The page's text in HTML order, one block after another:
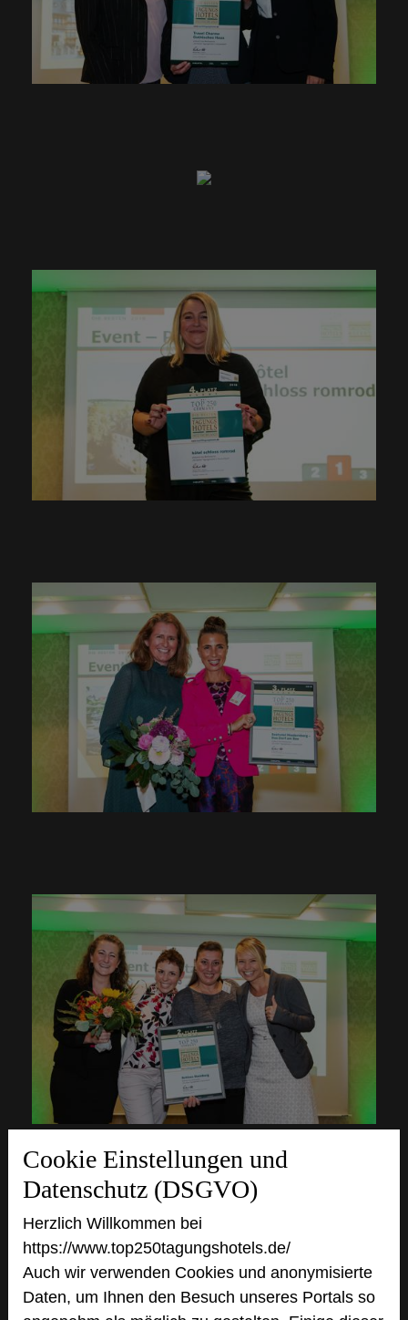
Cookie Einstellungen und
Datenschutz (DSGVO)
Herzlich Willkommen bei
https://www.top250tagungshotels.de/
Auch wir verwenden Cookies und anonymisierte
Daten, um Ihnen den Besuch unseres Portals so